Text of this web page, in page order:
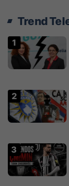
Trend